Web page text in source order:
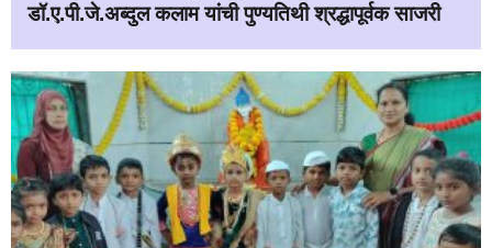
डॉ.ए.पी.जे.अब्दुल कलाम यांची पुण्यतिथी श्रद्धापूर्वक साजरी